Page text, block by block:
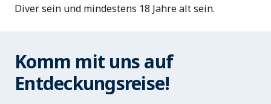
Diver sein und mindestens 18 Jahre alt sein.
Komm mit uns auf
Entdeckungsreise!